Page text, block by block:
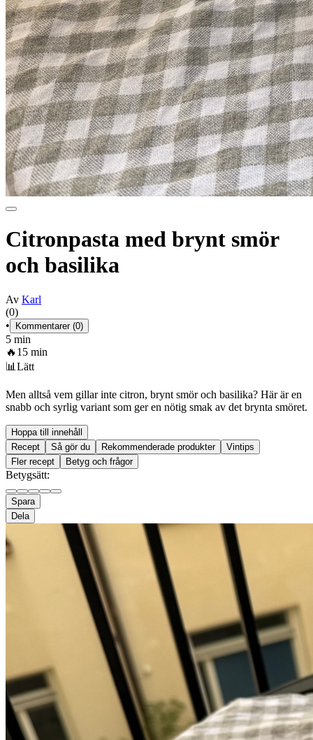
Citronpasta med brynt smör
och basilika
Av Karl
(0)
•
Kommentarer (0)
5 min
🔥 15 min
📊 Lätt
Men alltså vem gillar inte citron, brynt smör och basilika? Här är en
snabb och syrlig variant som ger en nötig smak av det brynta smöret.
Hoppa till innehåll
Recept
Så gör du Rekommenderade produkter
Vintips
Fler recept
Betyg och frågor
Betygsätt:
Spara
Dela